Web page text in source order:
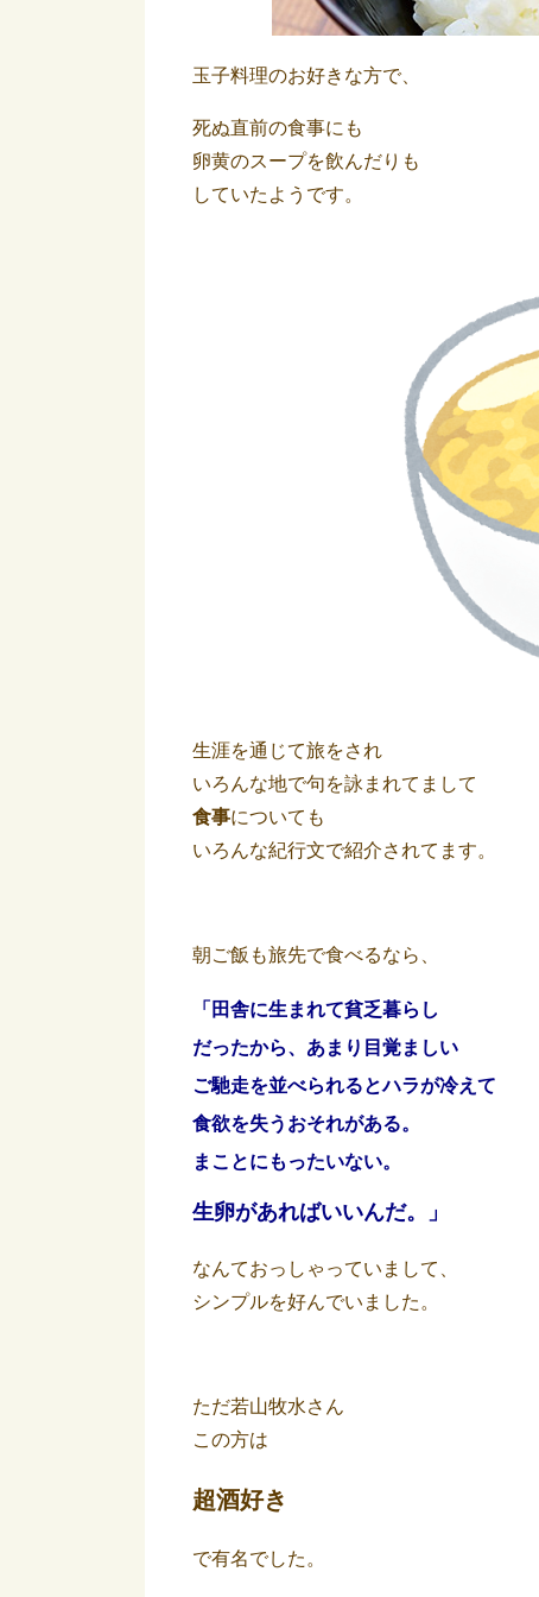
玉子料理のお好きな方で、
死ぬ直前の食事にも
卵黄のスープを飲んだりも
していたようです。
生涯を通じて旅をされ
いろんな地で句を詠まれてまして
食事についても
いろんな紀行文で紹介されてます。
朝ご飯も旅先で食べるなら、
「田舎に生まれて貧乏暮らし
だったから、あまり目覚ましい
ご馳走を並べられるとハラが冷えて
食欲を失うおそれがある。
まことにもったいない。
生卵があればいいんだ。」
なんておっしゃっていまして、
シンプルを好んでいました。
ただ若山牧水さん
この方は
超酒好き
で有名でした。